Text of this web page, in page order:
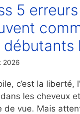
5
débutants
2026
c’est la liberté,
les cheveux et
de vue. Mais